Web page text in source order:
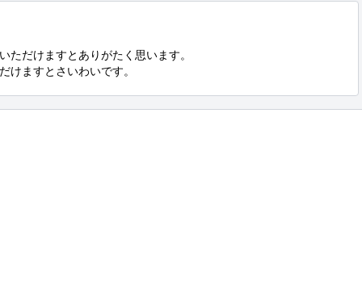
ただけますとありがたく思います。
けますとさいわいです。